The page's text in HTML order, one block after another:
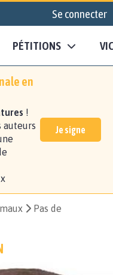
Se connecter
PÉTITIONS
en
!
auteurs
Je signe
Pas de